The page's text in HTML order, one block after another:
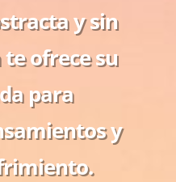
y sin
ofrece su
para
y